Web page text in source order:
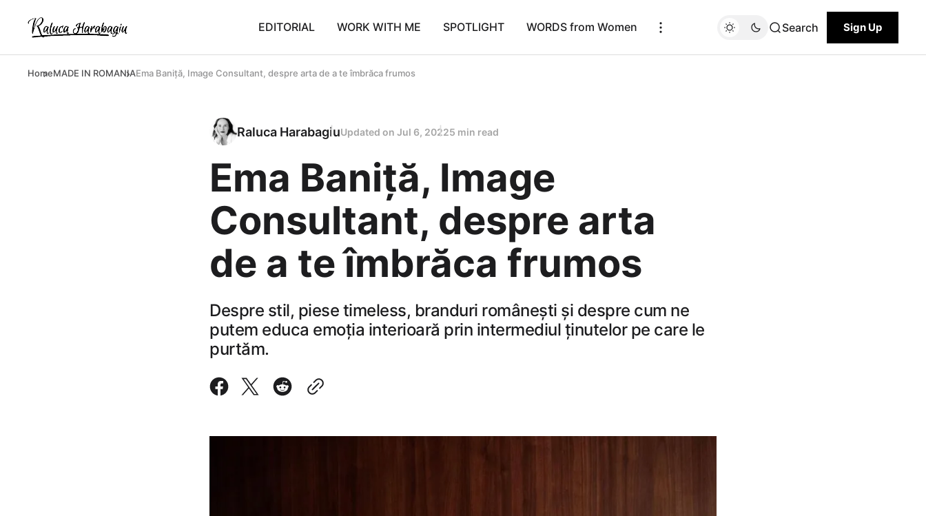
EDITORIAL WORK WITH ME SPOTLIGHT WORDS from Women Search Sign Up
HomeMADE IN ROMANIAEma Baniță, Image Consultant, despre arta de a te îmbrăca frumos
Raluca HarabagiuUpdated on Jul 6, 20225 min read
Ema Baniță, Image
Consultant, despre arta
de a te îmbrăca frumos
Despre stil, piese timeless, branduri românești și despre cum ne
putem educa emoția interioară prin intermediul ținutelor pe care le
purtăm.